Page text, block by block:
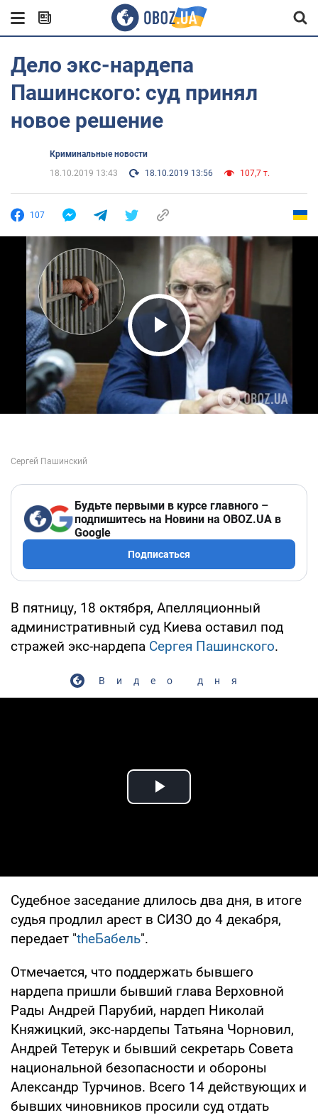
Дело экс-нардепа
Пашинского: суд принял
новое решение
Криминальные новости
18.10.2019 13:43
18.10.2019 13:56 107,7 т.
107
Play Video
Будьте первыми в курсе главного –
подпишитесь на Новини на OBOZ.UA в
Google
Подписаться
В пятницу, 18 октября, Апелляционный
административный суд Киева оставил под
стражей экс-нардепа Сергея Пашинского.
Видео дня
Play Video
Судебное заседание длилось два дня, в итоге
судья продлил арест в СИЗО до 4 декабря,
передает "theБабель".
Отмечается, что поддержать бывшего
нардепа пришли бывший глава Верховной
Рады Андрей Парубий, нардеп Николай
Княжицкий, экс-нардепы Татьяна Чорновил,
Андрей Тетерук и бывший секретарь Совета
национальной безопасности и обороны
Александр Турчинов. Всего 14 действующих и
бывших чиновников просили суд отдать